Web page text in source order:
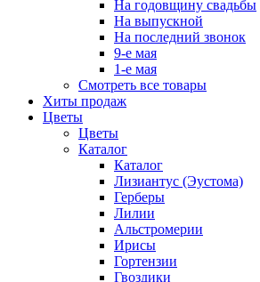
На годовщину свадьбы
На выпускной
На последний звонок
9-е мая
1-е мая
Смотреть все товары
Хиты продаж
Цветы
Цветы
Каталог
Каталог
Лизиантус (Эустома)
Герберы
Лилии
Альстромерии
Ирисы
Гортензии
Гвоздики